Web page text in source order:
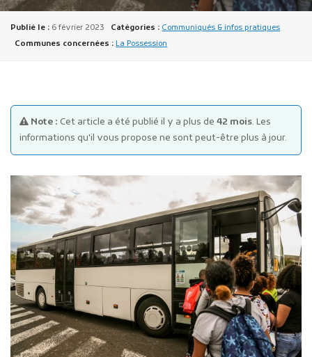
Publicité des actes
Marchés publics
Projets financés par l'Europe
Plans d'accès
Publié le : 6 février 2023 Catégories : Communiqués & infos pratiques
Communes concernées : La Possession
Note : Cet article a été publié il y a plus de 42 mois. Les
informations qu'il vous propose ne sont peut-être plus à jour.